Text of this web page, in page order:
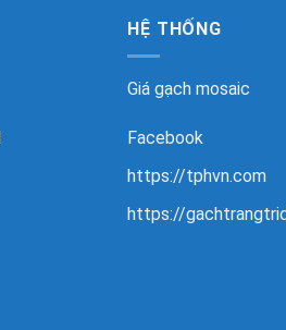
HỆ THỐNG
Giá gạch mosaic
Facebook
https://tphvn.com
https://